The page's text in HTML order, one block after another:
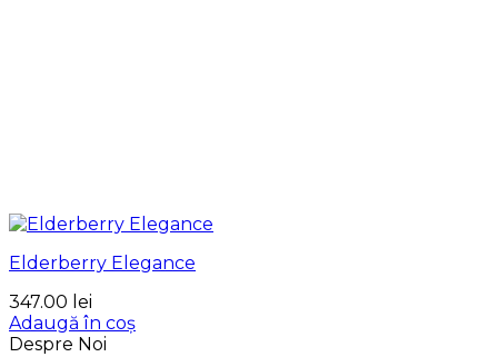
Elderberry Elegance
347.00 lei
Adaugă în coș
Despre Noi